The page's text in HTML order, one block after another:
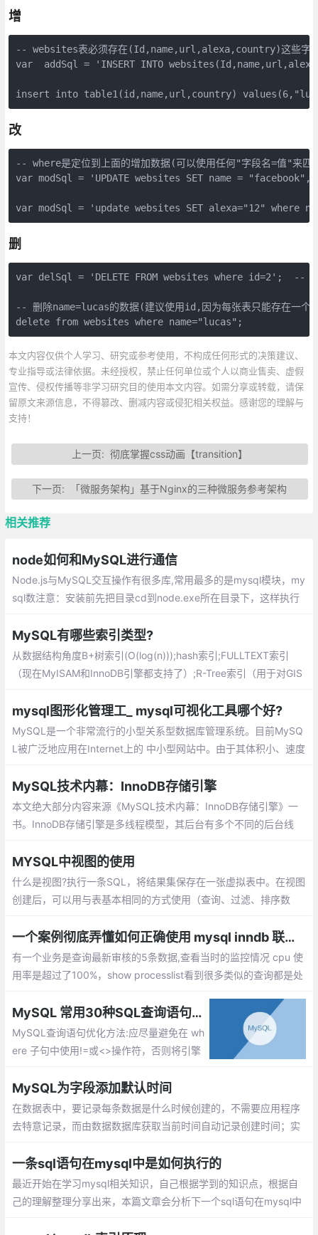
增
-- websites表必须存在(Id,name,url,alexa,country)这些字
var  addSql = 'INSERT INTO
insert into table1(id,name,url,country)
改
-- where是定位到上面的增加数据(可以使用任何"字段名=值"来匹
var modSql = 'UPDATE websites SET name =
var modSql = 'update websites SET alexa="12" where
删
var delSql = 'DELETE FROM websites where id=2';  -- 删
-- 删除name=lucas的数据(建议使用id,因为每张表只能存在一个
delete from websites where name="lucas";
本文内容仅供个人学习、研究或参考使用，不构成任何形式的决策建议、
专业指导或法律依据。未经授权，禁止任何单位或个人以商业售卖、虚假
宣传、侵权传播等非学习研究目的使用本文内容。如需分享或转载，请保
留原文来源信息，不得篡改、删减内容或侵犯相关权益。感谢您的理解与
支持！
上一页: 彻底掌握css动画【transition】
下一页: 「微服务架构」基于Nginx的三种微服务参考架构
相关推荐
node如何和MySQL进行通信
Node.js与MySQL交互操作有很多库,常用最多的是mysql模块，my
sql数注意：安装前先把目录cd到node.exe所在目录下，这样执行
参数说明、MYSQL CURD操作、连接池Pooling connections、断
线重连、防止SQL注入
MySQL有哪些索引类型?
从数据结构角度B+树索引(O(log(n)));hash索引;FULLTEXT索引
（现在MyISAM和InnoDB引擎都支持了）;R-Tree索引（用于对GIS
mysql图形化管理工_ mysql可视化工具哪个好?
MySQL是一个非常流行的小型关系型数据库管理系统。目前MySQ
L被广泛地应用在Internet上的 中小型网站中。由于其体积小、速度
为了降低网站总体拥有成本而选择了MySQL作为网站数据 库
MySQL技术内幕：InnoDB存储引擎
本文绝大部分内容来源《MySQL技术内幕：InnoDB存储引擎》一
书。InnoDB存储引擎是多线程模型，其后台有多个不同的后台线
MYSQL中视图的使用
什么是视图?执行一条SQL，将结果集保存在一张虚拟表中。在视图
创建后，可以用与表基本相同的方式使用（查询、过滤、排序数
在别处的数据的设施，本身不包含数据，返回的数据也是从其他表
检索出来的。
一个案例彻底弄懂如何正确使用 mysql inndb 联合索引
有一个业务是查询最新审核的5条数据,查看当时的监控情况 cpu 使
用率是超过了100%，show processlist看到很多类似的查询都是处
索引，没有关于status的索引。
MySQL 常用30种SQL查询语句优化方法
MySQL查询语句优化方法:应尽量避免在 wh
ere 子句中使用!=或<>操作符，否则将引擎
优化，应尽量避免全表扫描，首先应考虑在
where 及 order by 涉及的列上建立索引。
MySQL为字段添加默认时间
在数据表中，要记录每条数据是什么时候创建的，不需要应用程序
去特意记录，而由数据数据库获取当前时间自动记录创建时间；实
一条sql语句在mysql中是如何执行的
最近开始在学习mysql相关知识，自己根据学到的知识点，根据自
己的理解整理分享出来，本篇文章会分析下一个sql语句在mysql中